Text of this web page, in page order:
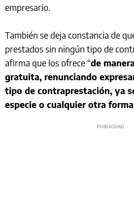
empresario.
También se deja constancia de
prestados sin ningún tipo de
afirma que los ofrece “de
gratuita, renunciando
tipo de contraprestación, ya
especie o cualquier otra